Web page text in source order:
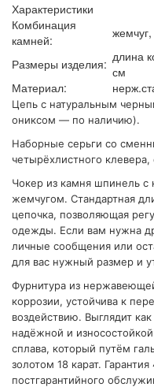
Характеристики
Комбинация
камней:
Размеры изделия: длина
см
Материал:
Цепь с натуральным
ониксом — по наличию).
Наборные серьги со
четырёхлистного клевера,
Чокер из камня шпинель с
жемчугом. Стандартная
цепочка, позволяющая
одежды. Если вам нужна
личные сообщения или
для вас нужный размер и
Фурнитура из
коррозии, устойчива к
воздействию. Выглядит
надёжной и
сплава, который путём
золотом 18 карат.
постгарантийного